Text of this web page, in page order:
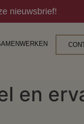
nieuwsbrief!
en